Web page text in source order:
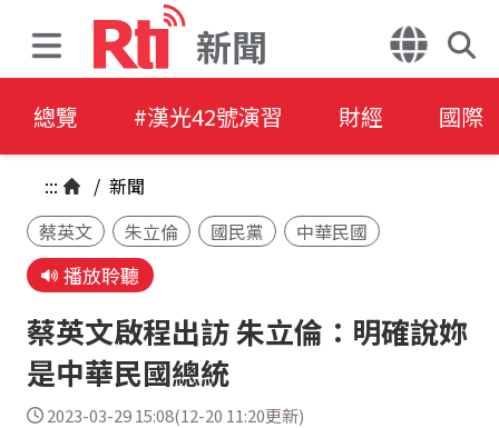
新聞
總覽 #漢光42號演習 財經 國際
::: / 新聞
蔡英文
朱立倫 國民黨 中華民國
播放聆聽
蔡英文啟程出訪 朱立倫：明確說妳
是中華民國總統
2023-03-29 15:08(12-20 11:20更新)